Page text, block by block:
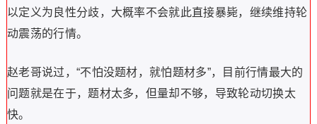
以定义为良性分歧，大概率不会就此直接暴毙，继续维持轮
动震荡的行情。
赵老哥说过，“不怕没题材，就怕题材多”，目前行情最大的
问题就是在于，题材太多，但量却不够，导致轮动切换太
快。